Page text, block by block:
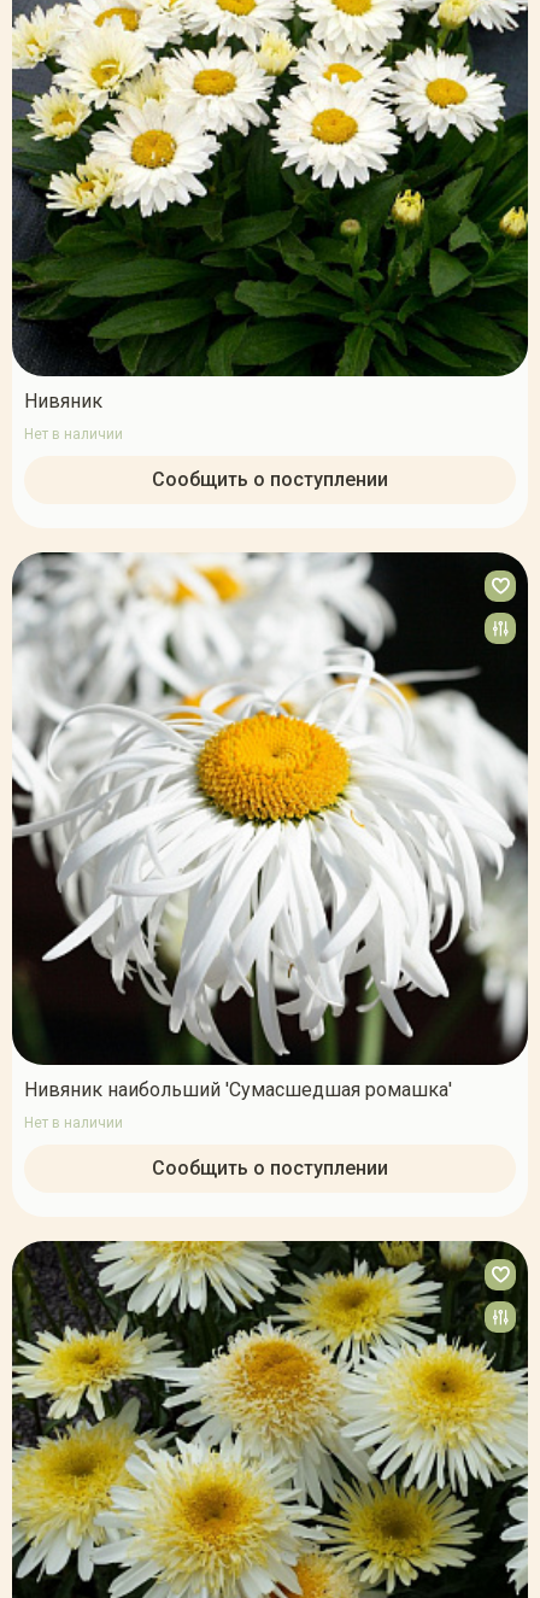
Нивяник
Нет в наличии
Сообщить о поступлении
Нивяник наибольший 'Cумасшедшая ромашка'
Нет в наличии
Сообщить о поступлении